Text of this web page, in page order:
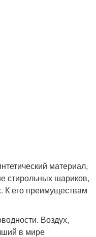
материал,
стирольных шариков,
К его преимуществам
Воздух,
в мире